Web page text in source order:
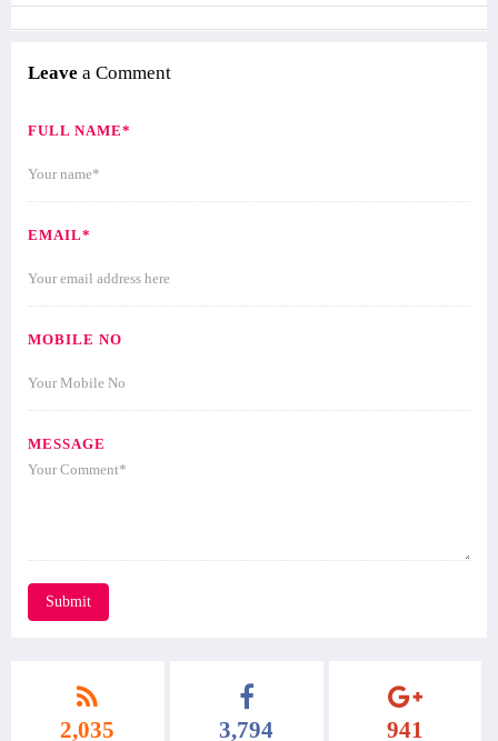
Leave a Comment
FULL NAME*
EMAIL*
MOBILE NO
MESSAGE
Submit
2,035 3,794 941